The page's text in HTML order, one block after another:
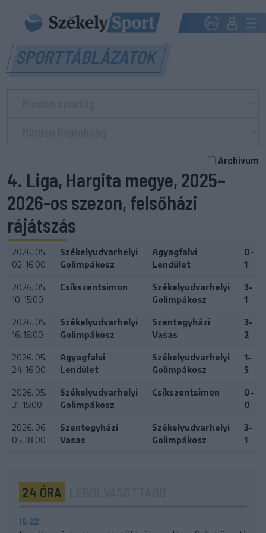
SPORTTÁBLÁZATOK
Archívum
4. Liga, Hargita megye, 2025–
2026-os szezon, felsőházi
rájátszás
2026. 05.
02. 16:00
Székelyudvarhelyi
Golimpákosz
Agyagfalvi
Lendület
0-
1
2026. 05.
10. 15:00
Csíkszentsimon
Székelyudvarhelyi
Golimpákosz
3-
1
2026. 05.
16. 16:00
Székelyudvarhelyi
Golimpákosz
Szentegyházi
Vasas
3-
2
2026. 05.
24. 16:00
Agyagfalvi
Lendület
Székelyudvarhelyi
Golimpákosz
1-
5
2026. 05.
31. 15:00
Székelyudvarhelyi
Golimpákosz
Csíkszentsimon
0-
0
2026. 06.
05. 18:00
Szentegyházi
Vasas
Székelyudvarhelyi
Golimpákosz
3-
1
24 ÓRA
16:22